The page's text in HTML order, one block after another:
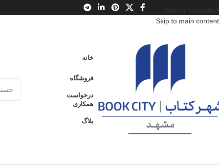
Skip to main content
خانه
فروشگاه
درخواست
همکاری
بلاگ
محصولات / کتاب بزرگسال
فروخته شده
مدیر پاشنه
بلند